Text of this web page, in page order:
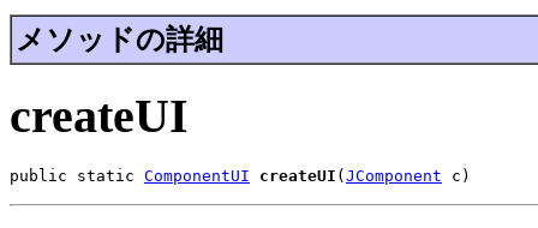
メソッドの詳細
createUI
public static ComponentUI createUI (JComponent c)